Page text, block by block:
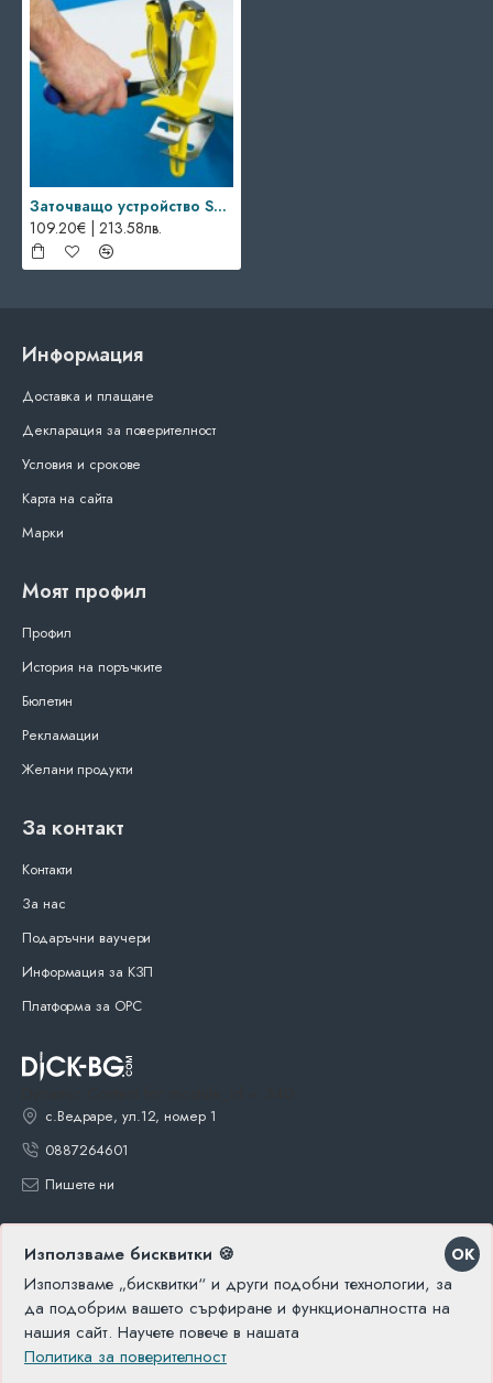
Заточващо устройство SHARP’EASY
109.20€ | 213.58лв.
Информация
Доставка и плащане
Декларация за поверителност
Условия и срокове
Карта на сайта
Марки
Моят профил
Профил
История на поръчките
Бюлетин
Рекламации
Желани продукти
За контакт
Контакти
За нас
Подаръчни ваучери
Информация за КЗП
Платформа за ОРС
с.Ведраре, ул.12, номер 1
0887264601
Пишете ни
OK
Използваме бисквитки 🍪
Използваме „бисквитки“ и други подобни технологии, за
да подобрим вашето сърфиране и функционалността на
нашия сайт. Научете повече в нашата
Политика за поверителност